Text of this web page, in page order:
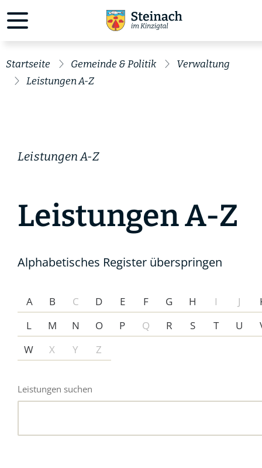
Startseite Gemeinde & Politik
Verwaltung
Leistungen A-Z
Leistungen A-Z
Leistungen A-Z
Alphabetisches Register überspringen
A B C D E F G H I J
L
M N O P Q R S T U
W
X Y Z
Leistungen suchen